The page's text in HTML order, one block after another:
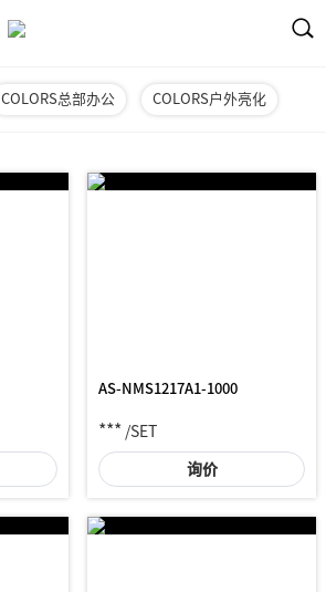
COLORS总部办公 COLORS户外亮化
AS-NMS1217A1-1000
*** /SET
询价